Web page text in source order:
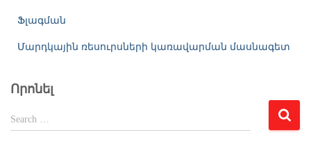
Ֆլագման
Մարդկային ռեսուրսների կառավարման մասնագետ
Որոնել
S
e
Search …